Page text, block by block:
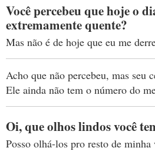
Você percebeu que hoje o
extremamente quente?
Mas não é de hoje que eu me
Acho que não percebeu, mas seu
Ele ainda não tem o número do
Oi, que olhos lindos você
Posso olhá-los pro resto de minha